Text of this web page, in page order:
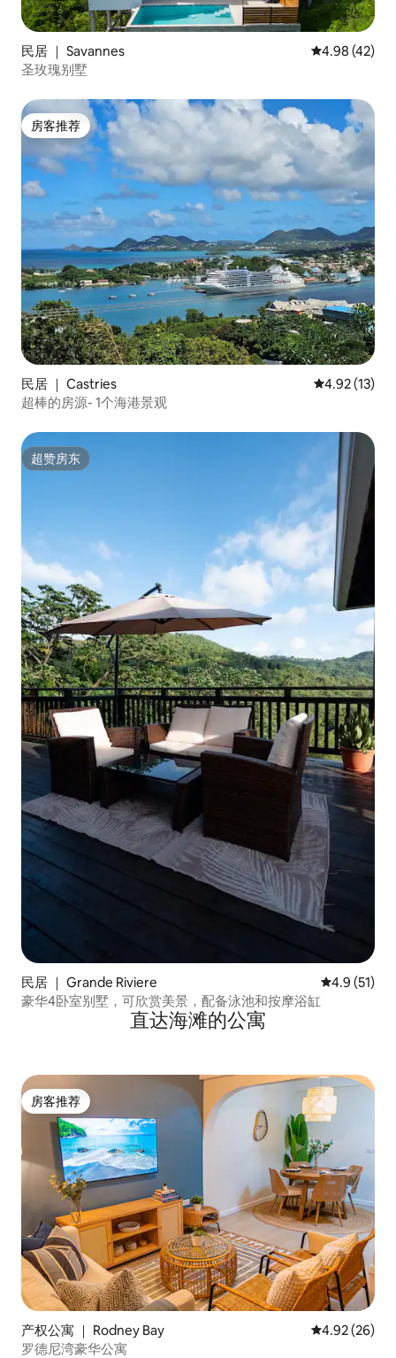
民居 ｜ Savannes 平均评分
4.98 (42)
圣玫瑰别墅
房客推荐
房客推荐
民居 ｜ Castries 平均评分
4.92 (13)
超棒的房源- 1个海港景观
超赞房东
超赞房东
民居 ｜ Grande Riviere 平均评分
4.9 (51)
豪华4卧室别墅，可欣赏美景，配备泳池和按摩浴缸
直达海滩的公寓
房客推荐
房客推荐
产权公寓 ｜ Rodney Bay 平均评分
4.92 (26)
罗德尼湾豪华公寓